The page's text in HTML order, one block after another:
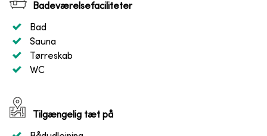
Badeværelsefaciliteter
Bad
Sauna
Tørreskab
WC
Tilgængelig tæt på